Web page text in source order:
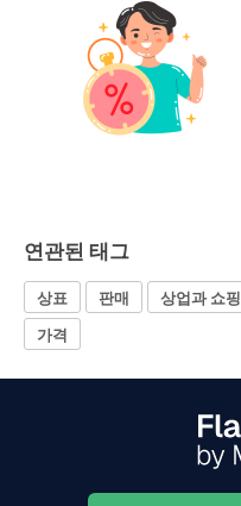
연관된 태그
상표 판매 상업과 쇼핑
가격